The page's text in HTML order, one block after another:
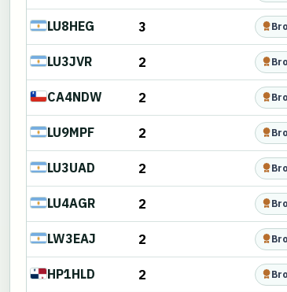
LU8HEG 3
LU3JVR 2
CA4NDW 2
LU9MPF 2
LU3UAD 2
LU4AGR 2
LW3EAJ 2
HP1HLD 2